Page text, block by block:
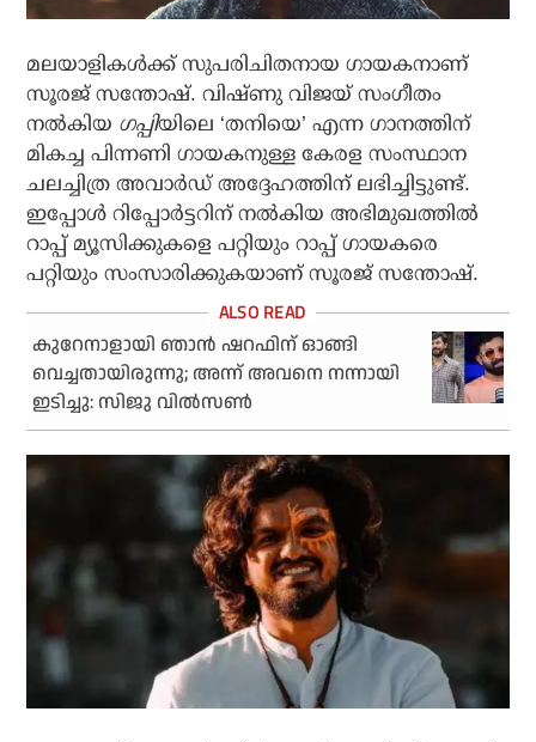
മലയാളികള്‍ക്ക് സുപരിചിതനായ ഗായകനാണ്
സൂരജ് സന്തോഷ്. വിഷ്ണു വിജയ് സംഗീതം
നല്‍കിയ ഗപ്പിയിലെ ‘തനിയെ’ എന്ന ഗാനത്തിന്
മികച്ച പിന്നണി ഗായകനുള്ള കേരള സംസ്ഥാന
ചലച്ചിത്ര അവാര്‍ഡ് അദ്ദേഹത്തിന് ലഭിച്ചിട്ടുണ്ട്.
ഇപ്പോള്‍ റിപ്പോര്‍ട്ടറിന് നല്‍കിയ അഭിമുഖത്തില്‍
റാപ്പ് മ്യൂസിക്കുകളെ പറ്റിയും റാപ്പ് ഗായകരെ
പറ്റിയും സംസാരിക്കുകയാണ് സൂരജ് സന്തോഷ്.
കുറേനാളായി ഞാന്‍ ഷറഫിന് ഓങ്ങി
വെച്ചതായിരുന്നു; അന്ന് അവനെ നന്നായി
ഇടിച്ചു: സിജു വില്‍സണ്‍